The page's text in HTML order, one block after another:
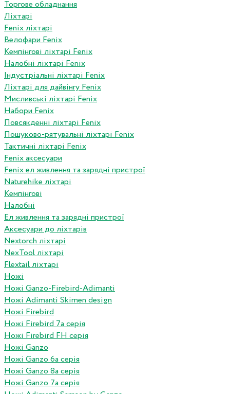
Торгове обладнання
Ліхтарі
Fenix ліхтарі
Велофари Fenix
Кемпінгові ліхтарі Fenix
Налобні ліхтарі Fenix
Індустріальні ліхтарі Fenix
Ліхтарі для дайвінгу Fenix
Мисливські ліхтарі Fenix
Набори Fenix
Повсякденні ліхтарі Fenix
Пошуково-рятувальні ліхтарі Fenix
Тактичні ліхтарі Fenix
Fenix аксесуари
Fenix ел живлення та зарядні пристрої
Naturehike ліхтарі
Кемпінгові
Налобні
Ел живлення та зарядні пристрої
Аксесуари до ліхтарів
Nextorch ліхтарі
NexTool ліхтарі
Flextail ліхтарі
Ножі
Ножі Ganzo-Firebird-Adimanti
Ножі Adimanti Skimen design
Ножі Firebird
Ножі Firebird 7а серія
Ножі Firebird FH серія
Ножі Ganzo
Ножі Ganzo 6а серія
Ножі Ganzo 8а серія
Ножі Ganzo 7а серія